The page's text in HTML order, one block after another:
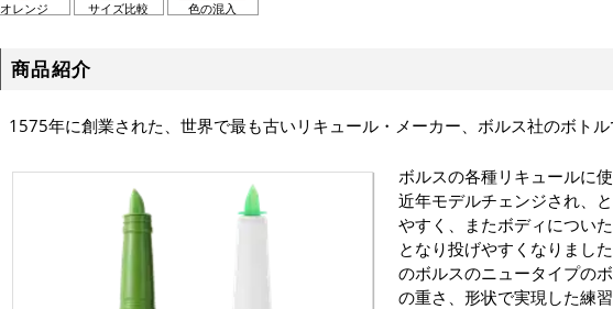
オレンジ サイズ比較 色の混入
商品紹介
1575年に創業された、世界で最も古いリキュール・メーカー、ボルス社のボトル
ボルスの各種リキュールに
近年モデルチェンジされ、
やすく、またボディについ
となり投げやすくなりまし
のボルスのニュータイプの
の重さ、形状で実現した練習